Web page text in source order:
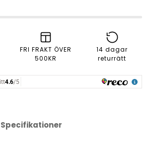
FRI FRAKT ÖVER
500KR
14 dagar
returrätt
Specifikationer